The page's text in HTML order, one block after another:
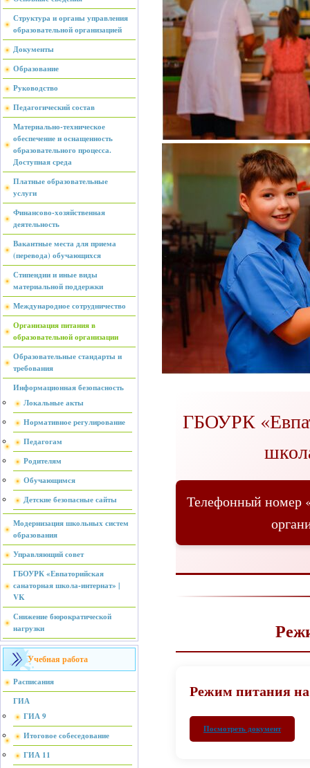
Структура и органы управления
образовательной организацией
Документы
Образование
Руководство
Педагогический состав
Материально-техническое
обеспечение и оснащенность
образовательного процесса.
Доступная среда
Платные образовательные
услуги
Финансово-хозяйственная
деятельность
Вакантные места для приема
(перевода) обучающихся
Стипендии и иные виды
материальной поддержки
Международное сотрудничество
Организация питания в
образовательной организации
Образовательные стандарты и
требования
Информационная безопасность
Локальные акты
Нормативное регулирование
Педагогам
Родителям
Обучающимся
Детские безопасные сайты
Модернизация школьных систем
образования
Управляющий совет
ГБОУРК «Евпаторийская
санаторная школа-интернат» |
VK
Снижение бюрократической
нагрузки
Учебная работа
Расписания
ГИА
ГИА 9
Итоговое собеседование
ГИА 11
ГБОУРК
Телефонный номер
Режим питания на
Посмотреть документ